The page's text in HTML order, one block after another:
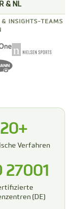
& NL
INSIGHTS-TEAMS
20+
Verfahren
27001
(DE)